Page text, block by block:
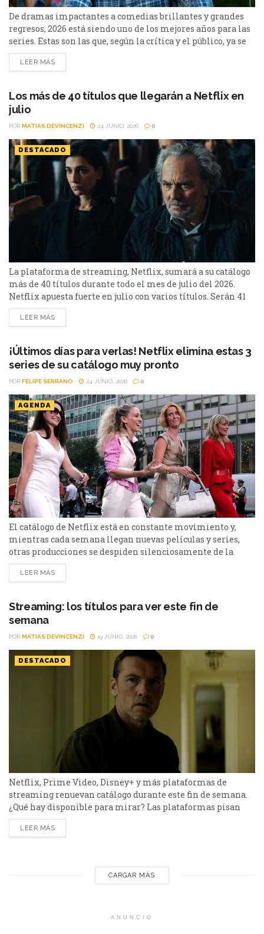
De dramas impactantes a comedias brillantes y grandes
regresos, 2026 está siendo uno de los mejores años para las
series. Estas son las que, según la crítica y el público, ya se
perfilan entre lo mejor de la temporada. Ingresamos en
julio, y desde Cinéfilos, escogimos las 10 mejores series del
LEER MÁS
Los más de 40 títulos que llegarán a Netflix en
julio
POR MATIAS DEVINCENZI 24 JUNIO, 2026 0
DESTACADO
La plataforma de streaming, Netflix, sumará a su catálogo
más de 40 títulos durante todo el mes de julio del 2026.
Netflix apuesta fuerte en julio con varios títulos. Serán 41
en total, entre los que se destacan: La casa de la pradera,
Heartstopper Forever y Enola Holmes 3. La lista completa,
LEER MÁS
¡Últimos días para verlas! Netflix elimina estas 3
series de su catálogo muy pronto
POR FELIPE SERRANO 24 JUNIO, 2026 0
AGENDA
El catálogo de Netflix está en constante movimiento y,
mientras cada semana llegan nuevas películas y series,
otras producciones se despiden silenciosamente de la
plataforma. Esta vez, tres títulos muy diferentes entre sí
abandonarán el servicio en los próximos días: El bosque,
pendientes o pensabas volver a verlas,...
LEER MÁS
Streaming: los títulos para ver este fin de
semana
POR MATIAS DEVINCENZI 19 JUNIO, 2026 0
DESTACADO
Netflix, Prime Video, Disney+ y más plataformas de
streaming renuevan catálogo durante este fin de semana.
¿Qué hay disponible para mirar? Las plataformas pisan
fuerte con una batería de lanzamientos que combinan
producciones locales y adaptaciones ambiciosas.
encontraré es una miniserie basada en...
LEER MÁS
CARGAR MÁS
ANUNCIO